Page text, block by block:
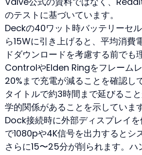
のテストに基づいています。
Deckの40ワット時バッテリーセ
ら15Wに引き上げると、平均消
ドダウンロードを考慮する前でも
ControlやElden Ringをフレーム
20%まで充電が減ることを確認し
タイトルで約3時間まで延びるこ
学的関係があることを示しています
Dock接続時に外部ディスプレイ
で1080pや4K信号を出力するとシ
さらに15〜25分が削られます。